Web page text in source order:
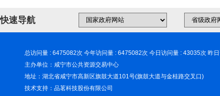
快速导航
总访问量 : 6475082次 今年访问量 : 6475082次 今日访问量 : 43035次 昨
主办单位：咸宁市公共资源交易中心
地址：湖北省咸宁市高新区旗鼓大道101号(旗鼓大道与金桂路交叉口)
技术支持：品茗科技股份有限公司